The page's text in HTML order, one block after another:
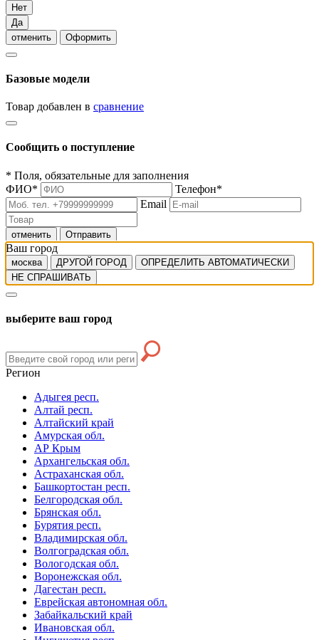
Нет
Да
отменить
Оформить
Базовые модели
Товар добавлен в сравнение
Сообщить о поступление
* Поля, обязательные для заполнения
ФИО* Телефон*
Email
отменить Отправить
Ваш город
москва ДРУГОЙ ГОРОД
ОПРЕДЕЛИТЬ АВТОМАТИЧЕСКИ
НЕ СПРАШИВАТЬ
выберите ваш город
Регион
Адыгея респ.
Алтай респ.
Алтайский край
Амурская обл.
АР Крым
Архангельская обл.
Астраханская обл.
Башкортостан респ.
Белгородская обл.
Брянская обл.
Бурятия респ.
Владимирская обл.
Волгоградская обл.
Вологодская обл.
Воронежская обл.
Дагестан респ.
Еврейская автономная обл.
Забайкальский край
Ивановская обл.